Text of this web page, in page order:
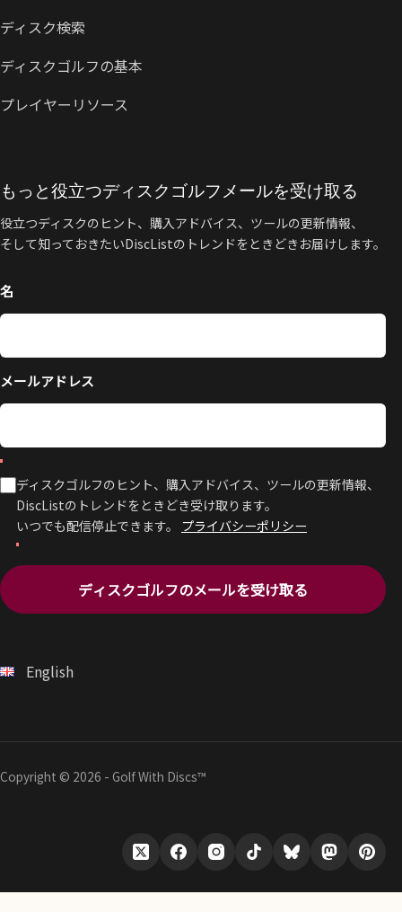
ディスク検索
ディスクゴルフの基本
プレイヤーリソース
もっと役立つディスクゴルフメールを受け取る
役立つディスクのヒント、購入アドバイス、ツールの更新情報、
そして知っておきたいDiscListのトレンドをときどきお届けします。
名
メールアドレス
ディスクゴルフのヒント、購入アドバイス、ツールの更新情報、
DiscListのトレンドをときどき受け取ります。
いつでも配信停止できます。 プライバシーポリシー
ディスクゴルフのメールを受け取る
English
Copyright © 2026 - Golf With Discs™